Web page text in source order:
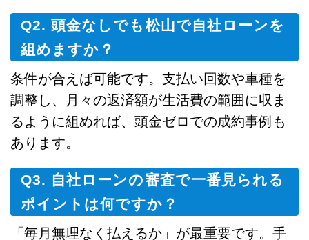
Q2. 頭金なしでも松山で自社ローンを
組めますか？
条件が合えば可能です。支払い回数や車種を
調整し、月々の返済額が生活費の範囲に収ま
るように組めれば、頭金ゼロでの成約事例も
あります。
Q3. 自社ローンの審査で一番見られる
ポイントは何ですか？
「毎月無理なく払えるか」が最重要です。手